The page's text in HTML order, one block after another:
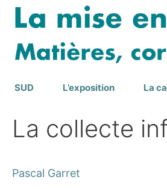
Aller
contenu
SUD L’exposition La
La collecte
Pascal Garret